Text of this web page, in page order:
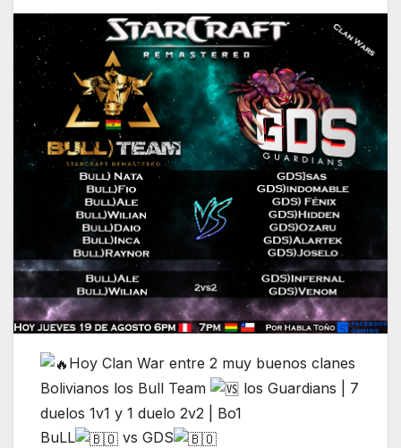
Hoy Clan War entre 2 muy buenos clanes
Bolivianos los Bull Team
los Guardians | 7
duelos 1v1 y 1 duelo 2v2 | Bo1
BuLL
vs GDS